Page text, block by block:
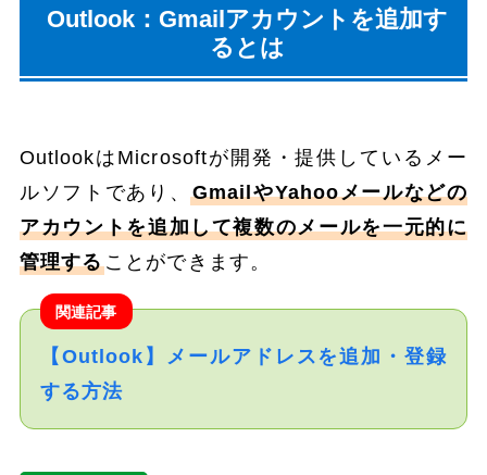
Outlook：Gmailアカウントを追加す
るとは
OutlookはMicrosoftが開発・提供しているメー
ルソフトであり、GmailやYahooメールなどの
アカウントを追加して複数のメールを一元的に
管理することができます。
関連記事
【Outlook】メールアドレスを追加・登録
する方法